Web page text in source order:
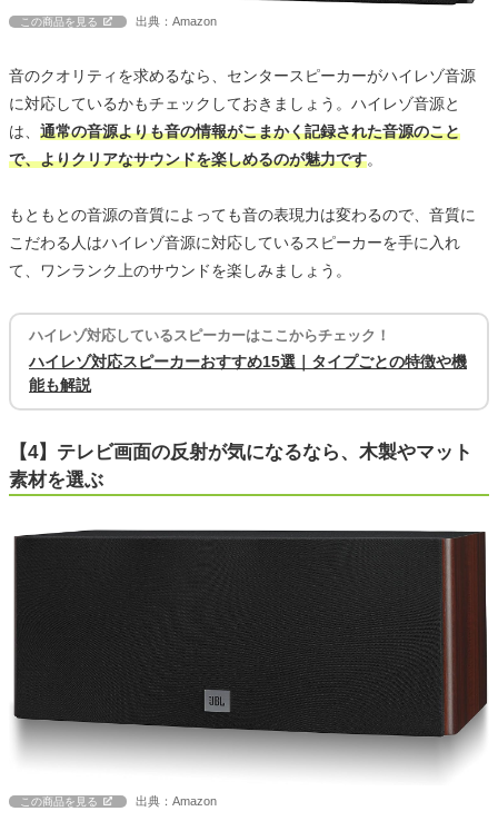
この商品を見る 出典：Amazon
音のクオリティを求めるなら、センタースピーカーがハイレゾ音源
に対応しているかもチェックしておきましょう。ハイレゾ音源と
は、 通常の音源よりも音の情報がこまかく記録された音源のこと
で、よりクリアなサウンドを楽しめるのが魅力です。
もともとの音源の音質によっても音の表現力は変わるので、音質に
こだわる人はハイレゾ音源に対応しているスピーカーを手に入れ
て、ワンランク上のサウンドを楽しみましょう。
ハイレゾ対応しているスピーカーはここからチェック！
ハイレゾ対応スピーカーおすすめ15選｜タイプごとの特徴や機
能も解説
【4】テレビ画面の反射が気になるなら、木製やマット
素材を選ぶ
この商品を見る 出典：Amazon